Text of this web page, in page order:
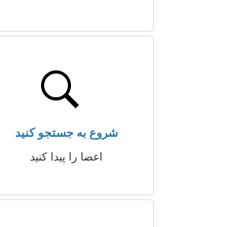
شروع به جستجو کنید
اعضا را پیدا کنید